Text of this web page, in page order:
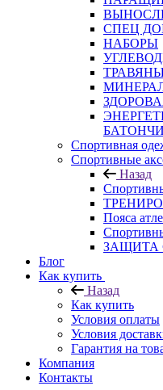
СПЕЦ
НАБОРЫ
Спортивная
Спортивные
Назад
Пояса
ЗАЩИТА
Блог
Как купить
Назад
Как купить
Условия оплаты
Условия
Гарантия на
Компания
Контакты